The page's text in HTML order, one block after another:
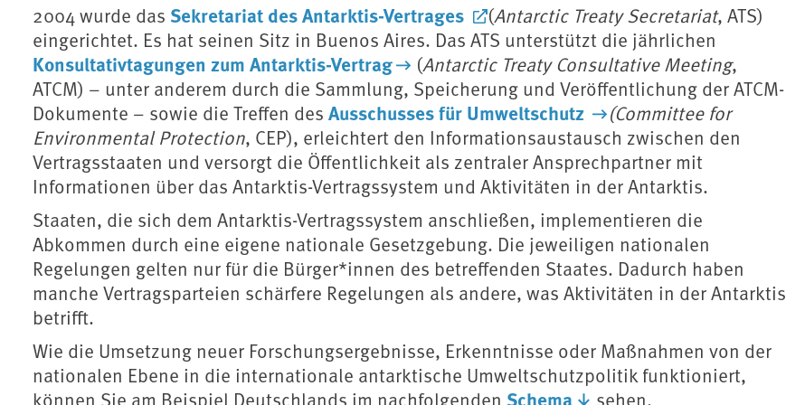
2004 wurde das Sekretariat des Antarktis-Vertrages (Antarctic Treaty Secretariat, ATS)
eingerichtet. Es hat seinen Sitz in Buenos Aires. Das ATS unterstützt die jährlichen
Konsultativtagungen zum Antarktis-Vertrag (Antarctic Treaty Consultative Meeting,
ATCM) – unter anderem durch die Sammlung, Speicherung und Veröffentlichung der ATCM-
Dokumente – sowie die Treffen des Ausschusses für Umweltschutz
(Committee for
Environmental Protection, CEP), erleichtert den Informationsaustausch zwischen den
Vertragsstaaten und versorgt die Öffentlichkeit als zentraler Ansprechpartner mit
Informationen über das Antarktis-Vertragssystem und Aktivitäten in der Antarktis.
Staaten, die sich dem Antarktis-Vertragssystem anschließen, implementieren die
Abkommen durch eine eigene nationale Gesetzgebung. Die jeweiligen nationalen
Regelungen gelten nur für die Bürger*innen des betreffenden Staates. Dadurch haben
manche Vertragsparteien schärfere Regelungen als andere, was Aktivitäten in der Antarktis
betrifft.
Wie die Umsetzung neuer Forschungsergebnisse, Erkenntnisse oder Maßnahmen von der
nationalen Ebene in die internationale antarktische Umweltschutzpolitik funktioniert,
können Sie am Beispiel Deutschlands im nachfolgenden Schema sehen.